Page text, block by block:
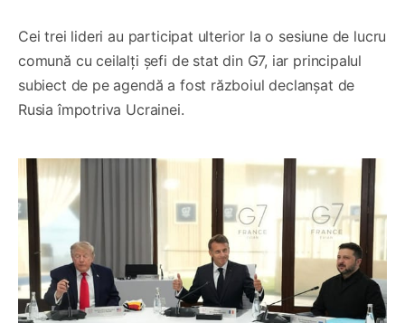
Cei trei lideri au participat ulterior la o sesiune de lucru
comună cu ceilalți șefi de stat din G7, iar principalul
subiect de pe agendă a fost războiul declanșat de
Rusia împotriva Ucrainei.